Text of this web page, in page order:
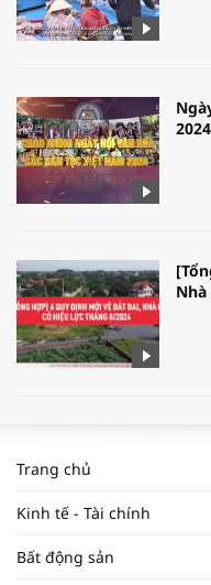
Trang chủ
Kinh tế - Tài chính
Bất động sản